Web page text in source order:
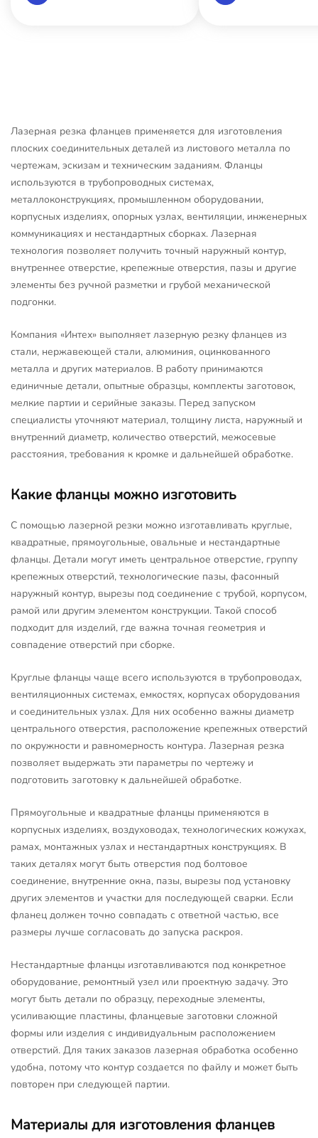
Лазерная резка фланцев применяется для изготовления
плоских соединительных деталей из листового металла по
чертежам, эскизам и техническим заданиям. Фланцы
используются в трубопроводных системах,
металлоконструкциях, промышленном оборудовании,
корпусных изделиях, опорных узлах, вентиляции, инженерных
коммуникациях и нестандартных сборках. Лазерная
технология позволяет получить точный наружный контур,
внутреннее отверстие, крепежные отверстия, пазы и другие
элементы без ручной разметки и грубой механической
подгонки.
Компания «Интех» выполняет лазерную резку фланцев из
стали, нержавеющей стали, алюминия, оцинкованного
металла и других материалов. В работу принимаются
единичные детали, опытные образцы, комплекты заготовок,
мелкие партии и серийные заказы. Перед запуском
специалисты уточняют материал, толщину листа, наружный и
внутренний диаметр, количество отверстий, межосевые
расстояния, требования к кромке и дальнейшей обработке.
Какие фланцы можно изготовить
С помощью лазерной резки можно изготавливать круглые,
квадратные, прямоугольные, овальные и нестандартные
фланцы. Детали могут иметь центральное отверстие, группу
крепежных отверстий, технологические пазы, фасонный
наружный контур, вырезы под соединение с трубой, корпусом,
рамой или другим элементом конструкции. Такой способ
подходит для изделий, где важна точная геометрия и
совпадение отверстий при сборке.
Круглые фланцы чаще всего используются в трубопроводах,
вентиляционных системах, емкостях, корпусах оборудования
и соединительных узлах. Для них особенно важны диаметр
центрального отверстия, расположение крепежных отверстий
по окружности и равномерность контура. Лазерная резка
позволяет выдержать эти параметры по чертежу и
подготовить заготовку к дальнейшей обработке.
Прямоугольные и квадратные фланцы применяются в
корпусных изделиях, воздуховодах, технологических кожухах,
рамах, монтажных узлах и нестандартных конструкциях. В
таких деталях могут быть отверстия под болтовое
соединение, внутренние окна, пазы, вырезы под установку
других элементов и участки для последующей сварки. Если
фланец должен точно совпадать с ответной частью, все
размеры лучше согласовать до запуска раскроя.
Нестандартные фланцы изготавливаются под конкретное
оборудование, ремонтный узел или проектную задачу. Это
могут быть детали по образцу, переходные элементы,
усиливающие пластины, фланцевые заготовки сложной
формы или изделия с индивидуальным расположением
отверстий. Для таких заказов лазерная обработка особенно
удобна, потому что контур создается по файлу и может быть
повторен при следующей партии.
Материалы для изготовления фланцев